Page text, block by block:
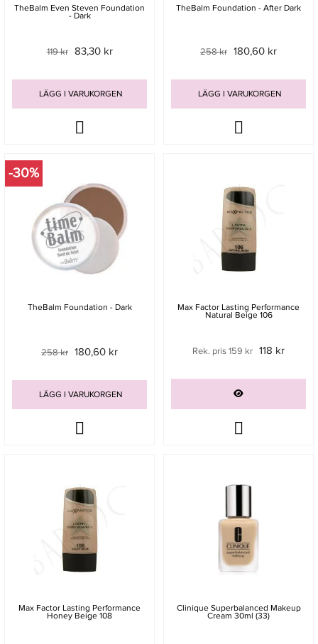
TheBalm Even Steven Foundation
- Dark
119 kr 83,30 kr
LÄGG I VARUKORGEN
TheBalm Foundation - After Dark
258 kr 180,60 kr
LÄGG I VARUKORGEN
-30%
TheBalm Foundation - Dark
258 kr 180,60 kr
LÄGG I VARUKORGEN
Max Factor Lasting Performance
Natural Beige 106
Rek. pris 159 kr 118 kr
Max Factor Lasting Performance
Honey Beige 108
Clinique Superbalanced Makeup
Cream 30ml (33)